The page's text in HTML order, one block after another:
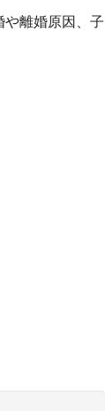
離婚原因、子